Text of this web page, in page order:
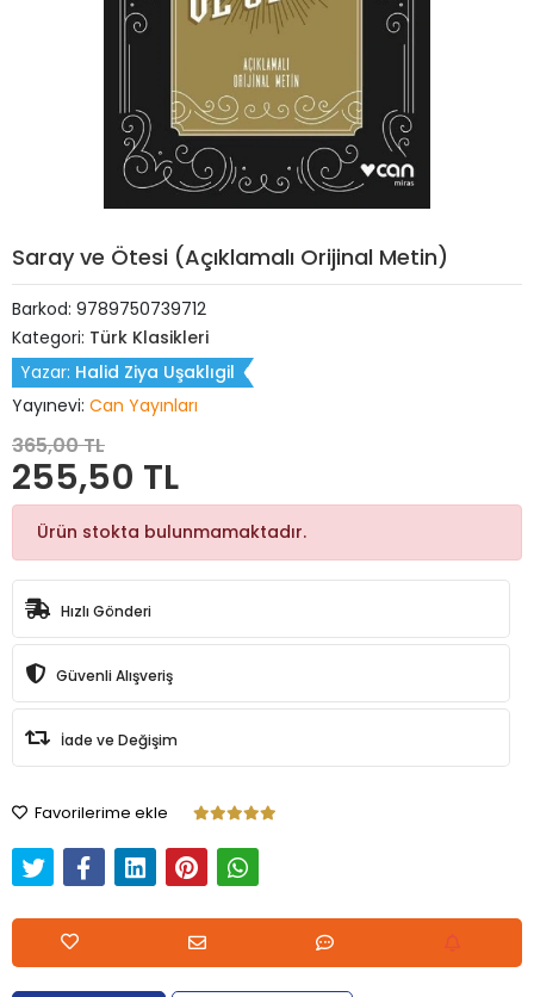
Saray ve Ötesi (Açıklamalı Orijinal Metin)
Barkod: 9789750739712
Kategori: Türk Klasikleri
Yazar: Halid Ziya Uşaklıgil
Yayınevi: Can Yayınları
365,00 TL
255,50 TL
Ürün stokta bulunmamaktadır.
Hızlı Gönderi
Güvenli Alışveriş
İade ve Değişim
Favorilerime ekle